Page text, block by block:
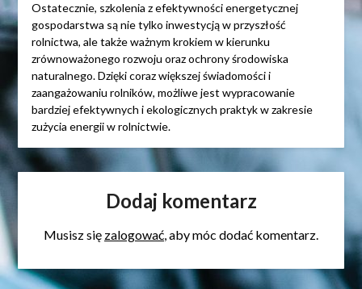
Ostatecznie, szkolenia z efektywności energetycznej
gospodarstwa są nie tylko inwestycją w przyszłość
rolnictwa, ale także ważnym krokiem w kierunku
zrównoważonego rozwoju oraz ochrony środowiska
naturalnego. Dzięki coraz większej świadomości i
zaangażowaniu rolników, możliwe jest wypracowanie
bardziej efektywnych i ekologicznych praktyk w zakresie
zużycia energii w rolnictwie.
Dodaj komentarz
Musisz się zalogować, aby móc dodać komentarz.